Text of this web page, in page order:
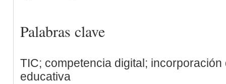
Palabras clave
TIC; competencia digital;
educativa